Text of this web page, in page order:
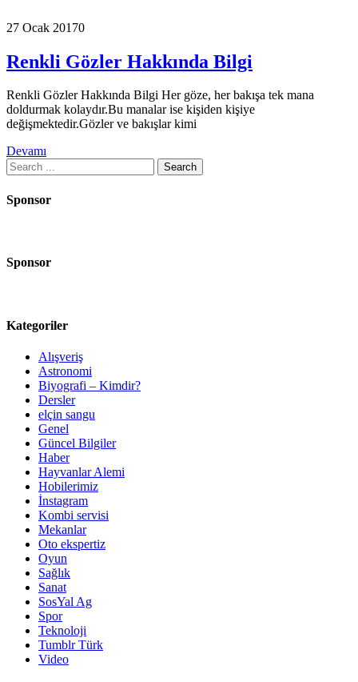
27 Ocak 20170
Renkli Gözler Hakkında Bilgi
Renkli Gözler Hakkında Bilgi Her göze, her bakışa tek mana
doldurmak kolaydır.Bu manalar ise kişiden kişiye
değişmektedir.Gözler ve bakışlar kimi
Devamı
Search
for:
Sponsor
Sponsor
Kategoriler
Alışveriş
Astronomi
Biyografi – Kimdir?
Dersler
elçin sangu
Genel
Güncel Bilgiler
Haber
Hayvanlar Alemi
Hobilerimiz
İnstagram
Kombi servisi
Mekanlar
Oto ekspertiz
Oyun
Sağlık
Sanat
SosYal Ag
Spor
Teknoloji
Tumblr Türk
Video